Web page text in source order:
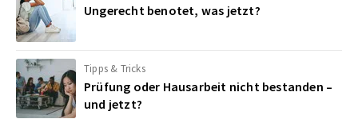
Ungerecht benotet, was jetzt?
Tipps & Tricks
Prüfung oder Hausarbeit nicht bestanden –
und jetzt?